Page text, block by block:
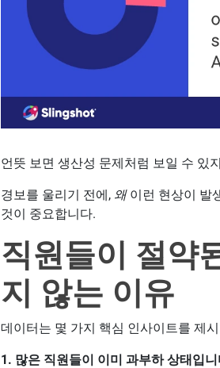
언뜻 보면 생산성 문제처럼 보일 수 있
경보를 울리기 전에, 왜이런 현상이 발
것이 중요합니다.
직원들이 절약
지 않는 이유
데이터는 몇 가지 핵심 인사이트를 제
1. 많은 직원들이 이미 과부하 상태입